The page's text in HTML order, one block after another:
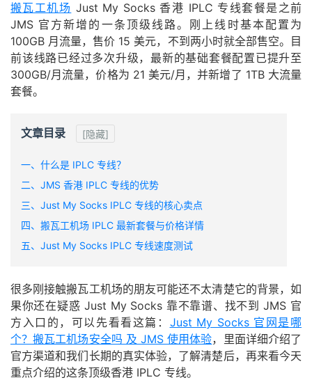
搬瓦工机场 Just My Socks 香港 IPLC 专线套餐是之前
JMS 官方新增的一条顶级线路。刚上线时基本配置为
100GB 月流量，售价 15 美元，不到两小时就全部售空。目
前该线路已经过多次升级，最新的基础套餐配置已提升至
300GB/月流量，价格为 21 美元/月，并新增了 1TB 大流量
套餐。
文章目录 [隐藏]
一、什么是 IPLC 专线？
二、JMS 香港 IPLC 专线的优势
三、Just My Socks IPLC 专线的核心卖点
四、搬瓦工机场 IPLC 最新套餐与价格详情
五、Just My Socks IPLC 专线速度测试
很多刚接触搬瓦工机场的朋友可能还不太清楚它的背景，如
果你还在疑惑 Just My Socks 靠不靠谱、找不到 JMS 官
方入口的，可以先看看这篇： Just My Socks 官网是哪
个？搬瓦工机场安全吗 及 JMS 使用体验，里面详细介绍了
官方渠道和我们长期的真实体验，了解清楚后，再来看今天
重点介绍的这条顶级香港 IPLC 专线。